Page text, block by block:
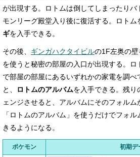
が出現する。ロトムは倒してしまったりバ
モンリーグ殿堂入り後に復活する。ロトム
ギを入手できる。
その後、 ギンガハクタイビルの1F左奥の壁
を使うと秘密の部屋の入口が出現する。
で部屋の部屋にあるいずれかの家電を調
と、
ロトムのアルバムを入手できる。残り
ェンジさせると、アルバムにそのフォル
「ロトムのアルバム」を使うだけでフォ
きるようになる。
ポケモン 初期デ